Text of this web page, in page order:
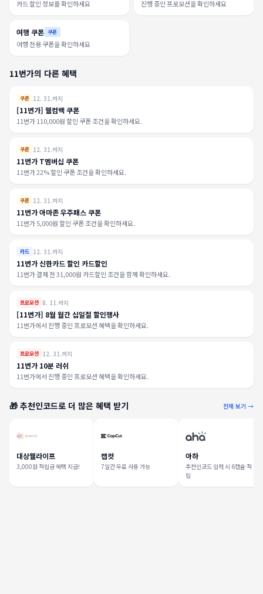
카드 할인 정보를 확인하세요 진행 중인 프로모션을 확인하세요
여행 쿠폰 쿠폰
여행 전용 쿠폰을 확인하세요
11번가의 다른 혜택
쿠폰 12. 31.까지
[11번가] 웰컴백 쿠폰
11번가 110,000원 할인 쿠폰 조건을 확인하세요.
쿠폰 12. 31.까지
11번가 T멤버십 쿠폰
11번가 22% 할인 쿠폰 조건을 확인하세요.
쿠폰 12. 31.까지
11번가 아마존 우주패스 쿠폰
11번가 5,000원 할인 쿠폰 조건을 확인하세요.
카드 12. 31.까지
11번가 신한카드 할인 카드할인
11번가 결제 전 31,000원 카드할인 조건을 함께 확인하세요.
프로모션 8. 11.까지
[11번가] 8월 월간 십일절 할인행사
11번가에서 진행 중인 프로모션 혜택을 확인하세요.
프로모션 12. 31.까지
11번가 10분 러쉬
11번가에서 진행 중인 프로모션 혜택을 확인하세요.
🎁 추천인코드로 더 많은 혜택 받기 전체 보기 →
대상웰라이프
3,000원 적립금 혜택 지급!
캡컷
7일간 무료 사용 가능
아하
추천인코드 입력 시 6캡슐 적
립